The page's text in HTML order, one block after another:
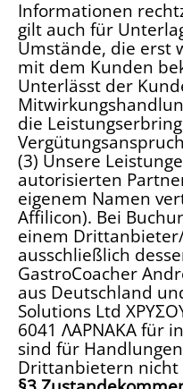
Informationen
gilt auch für
Umstände, die erst
mit dem Kunden
Unterlässt der
die
(3) Unsere
autorisierten
eigenem Namen
Affilicon). Bei
einem
ausschließlich
GastroCoacher
aus Deutschland
Solutions Ltd
6041 ΛΑΡΝΑΚΑ für
sind für
Drittanbietern